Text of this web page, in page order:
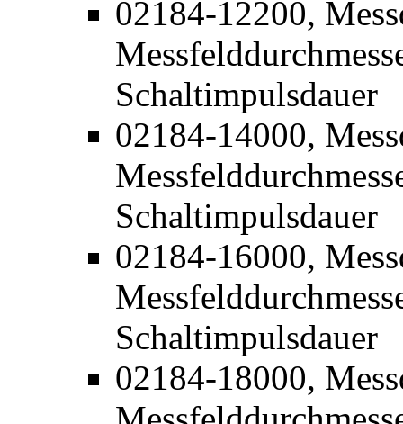
02184-12200,
Schaltimpulsdauer
02184-14000,
Schaltimpulsdauer
02184-16000,
Schaltimpulsdauer
02184-18000,